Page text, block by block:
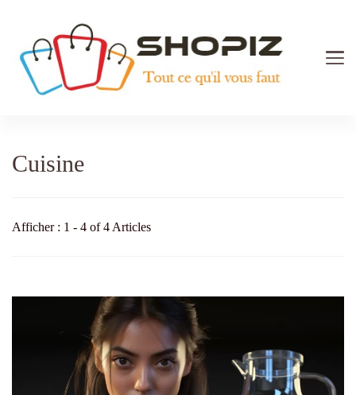
Cuisine
Afficher : 1 - 4 of 4 Articles